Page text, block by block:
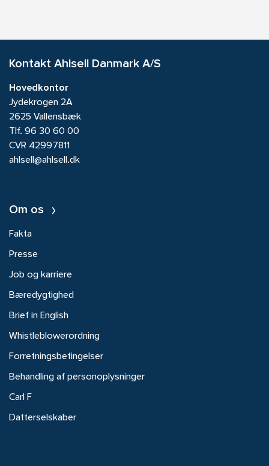
Kontakt Ahlsell Danmark A/S
Hovedkontor
Jydekrogen 2A
2625 Vallensbæk
Tlf. 96 30 60 00
CVR 42997811
ahlsell@ahlsell.dk
Om os
Fakta
Presse
Job og karriere
Bæredygtighed
Brief in English
Whistleblowerordning
Forretningsbetingelser
Behandling af personoplysninger
Carl F
Datterselskaber